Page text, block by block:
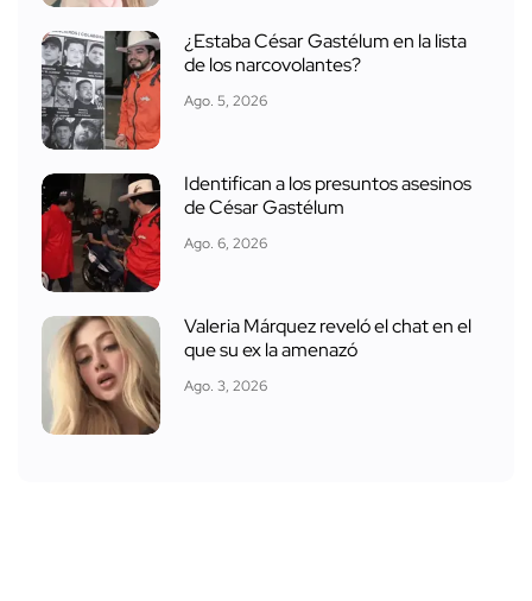
¿Estaba César Gastélum en la lista
de los narcovolantes?
Ago. 5, 2026
Identifican a los presuntos asesinos
de César Gastélum
Ago. 6, 2026
Valeria Márquez reveló el chat en el
que su ex la amenazó
Ago. 3, 2026